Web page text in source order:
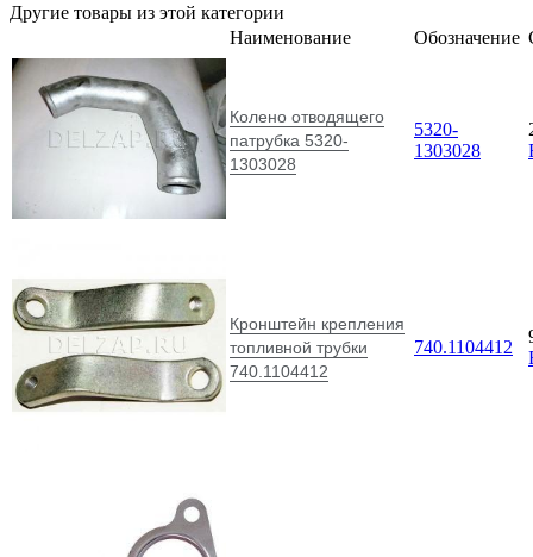
Другие товары из этой категории
Наименование
Обозначение
Колено отводящего
патрубка 5320-
1303028
5320-
1303028
Кронштейн крепления
топливной трубки
740.1104412
740.1104412